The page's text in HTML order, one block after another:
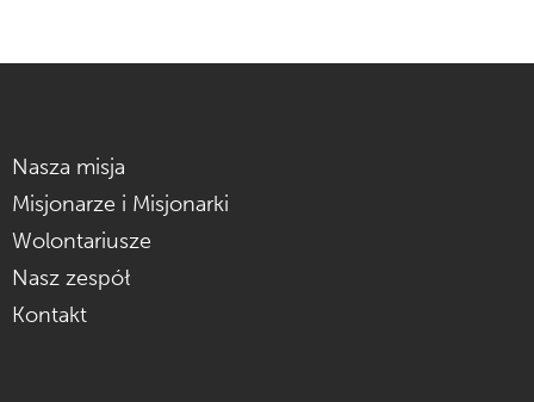
Nasza misja
Misjonarze i Misjonarki
Wolontariusze
Nasz zespół
Kontakt